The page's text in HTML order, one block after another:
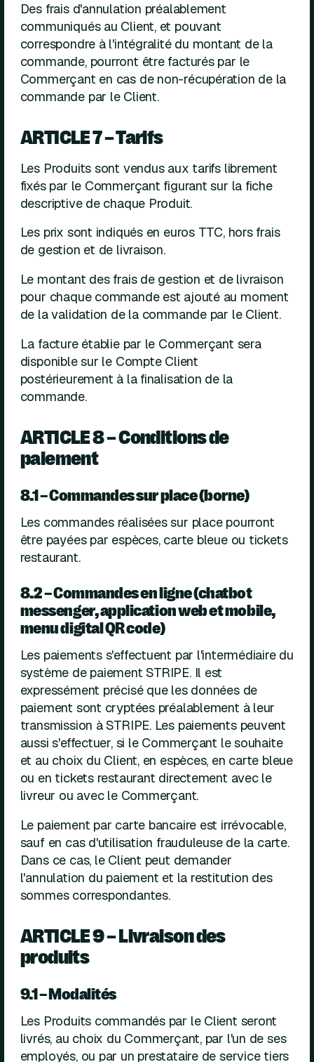
Des frais d'annulation préalablement
communiqués au Client, et pouvant
correspondre à l'intégralité du montant de la
commande, pourront être facturés par le
Commerçant en cas de non-récupération de la
commande par le Client.
ARTICLE 7 – Tarifs
Les Produits sont vendus aux tarifs librement
fixés par le Commerçant figurant sur la fiche
descriptive de chaque Produit.
Les prix sont indiqués en euros TTC, hors frais
de gestion et de livraison.
Le montant des frais de gestion et de livraison
pour chaque commande est ajouté au moment
de la validation de la commande par le Client.
La facture établie par le Commerçant sera
disponible sur le Compte Client
postérieurement à la finalisation de la
commande.
ARTICLE 8 – Conditions de
paiement
8.1 – Commandes sur place (borne)
Les commandes réalisées sur place pourront
être payées par espèces, carte bleue ou tickets
restaurant.
8.2 – Commandes en ligne (chatbot
messenger, application web et mobile,
menu digital QR code)
Les paiements s'effectuent par l'intermédiaire du
système de paiement STRIPE. Il est
expressément précisé que les données de
paiement sont cryptées préalablement à leur
transmission à STRIPE. Les paiements peuvent
aussi s'effectuer, si le Commerçant le souhaite
et au choix du Client, en espèces, en carte bleue
ou en tickets restaurant directement avec le
livreur ou avec le Commerçant.
Le paiement par carte bancaire est irrévocable,
sauf en cas d'utilisation frauduleuse de la carte.
Dans ce cas, le Client peut demander
l'annulation du paiement et la restitution des
sommes correspondantes.
ARTICLE 9 – Livraison des
produits
9.1 – Modalités
Les Produits commandés par le Client seront
livrés, au choix du Commerçant, par l'un de ses
employés, ou par un prestataire de service tiers